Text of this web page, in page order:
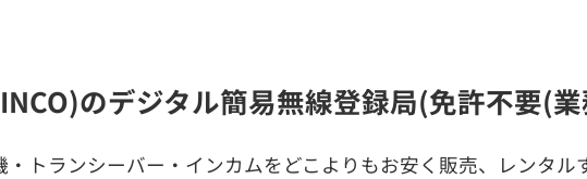
のデジタル簡易無線登録局(免許不要(
・トランシーバー・インカムをどこよりもお安く販売、レンタル